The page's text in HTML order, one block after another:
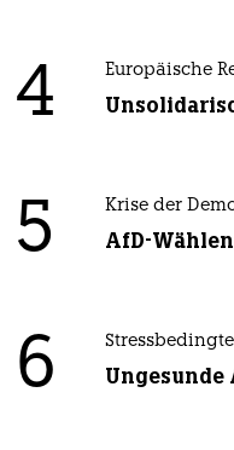
4 Europäische
5 Krise der
AfD-
6